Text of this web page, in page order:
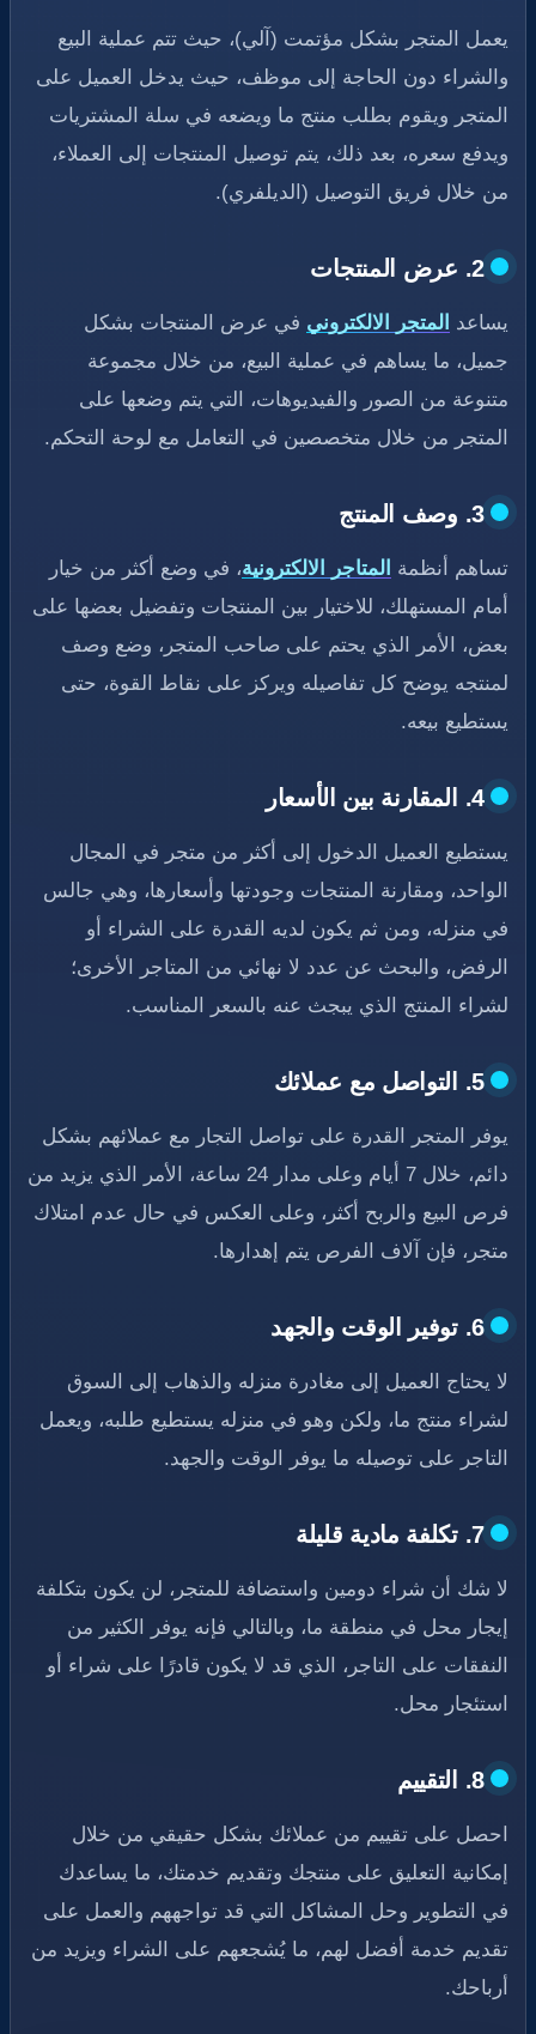
يعمل المتجر بشكل مؤتمت (آلي)، حيث تتم عملية البيع
والشراء دون الحاجة إلى موظف، حيث يدخل العميل على
المتجر ويقوم بطلب منتج ما ويضعه في سلة المشتريات
ويدفع سعره، بعد ذلك، يتم توصيل المنتجات إلى العملاء،
من خلال فريق التوصيل (الديلفري).
2. عرض المنتجات
يساعد المتجر الالكتروني في عرض المنتجات بشكل
جميل، ما يساهم في عملية البيع، من خلال مجموعة
متنوعة من الصور والفيديوهات، التي يتم وضعها على
المتجر من خلال متخصصين في التعامل مع لوحة التحكم.
3. وصف المنتج
تساهم أنظمة المتاجر الالكترونية، في وضع أكثر من خيار
أمام المستهلك، للاختيار بين المنتجات وتفضيل بعضها على
بعض، الأمر الذي يحتم على صاحب المتجر، وضع وصف
لمنتجه يوضح كل تفاصيله ويركز على نقاط القوة، حتى
يستطيع بيعه.
4. المقارنة بين الأسعار
يستطيع العميل الدخول إلى أكثر من متجر في المجال
الواحد، ومقارنة المنتجات وجودتها وأسعارها، وهي جالس
في منزله، ومن ثم يكون لديه القدرة على الشراء أو
الرفض، والبحث عن عدد لا نهائي من المتاجر الأخرى؛
لشراء المنتج الذي يبجث عنه بالسعر المناسب.
5. التواصل مع عملائك
يوفر المتجر القدرة على تواصل التجار مع عملائهم بشكل
دائم، خلال 7 أيام وعلى مدار 24 ساعة، الأمر الذي يزيد من
فرص البيع والربح أكثر، وعلى العكس في حال عدم امتلاك
متجر، فإن آلاف الفرص يتم إهدارها.
6. توفير الوقت والجهد
لا يحتاج العميل إلى مغادرة منزله والذهاب إلى السوق
لشراء منتج ما، ولكن وهو في منزله يستطيع طلبه، ويعمل
التاجر على توصيله ما يوفر الوقت والجهد.
7. تكلفة مادية قليلة
لا شك أن شراء دومين واستضافة للمتجر، لن يكون بتكلفة
إيجار محل في منطقة ما، وبالتالي فإنه يوفر الكثير من
النفقات على التاجر، الذي قد لا يكون قادرًا على شراء أو
استئجار محل.
8. التقييم
احصل على تقييم من عملائك بشكل حقيقي من خلال
إمكانية التعليق على منتجك وتقديم خدمتك، ما يساعدك
في التطوير وحل المشاكل التي قد تواجههم والعمل على
تقديم خدمة أفضل لهم، ما يُشجعهم على الشراء ويزيد من
أرباحك.